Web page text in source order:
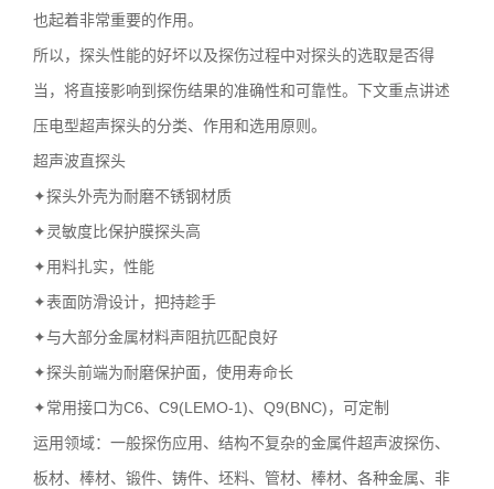
也起着非常重要的作用。
所以，探头性能的好坏以及探伤过程中对探头的选取是否得
当，将直接影响到探伤结果的准确性和可靠性。下文重点讲述
压电型超声探头的分类、作用和选用原则。
超声波直探头
✦探头外壳为耐磨不锈钢材质
✦灵敏度比保护膜探头高
✦用料扎实，性能
✦表面防滑设计，把持趁手
✦与大部分金属材料声阻抗匹配良好
✦探头前端为耐磨保护面，使用寿命长
✦常用接口为C6、C9(LEMO-1)、Q9(BNC)，可定制
运用领域：一般探伤应用、结构不复杂的金属件超声波探伤、
板材、棒材、锻件、铸件、坯料、管材、棒材、各种金属、非